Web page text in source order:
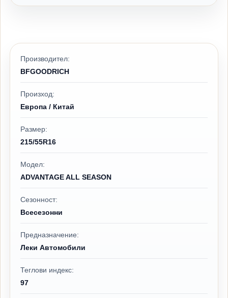
Производител:
BFGOODRICH
Произход:
Европа / Китай
Размер:
215/55R16
Модел:
ADVANTAGE ALL SEASON
Сезонност:
Всесезонни
Предназначение:
Леки Автомобили
Теглови индекс:
97